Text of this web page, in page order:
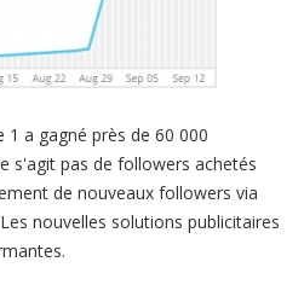
1 a gagné près de 60 000
s'agit pas de followers achetés
de nouveaux followers via
nouvelles solutions publicitaires